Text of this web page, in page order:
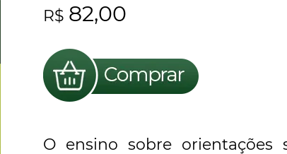
R$ 82,00
O ensino sobre orientações